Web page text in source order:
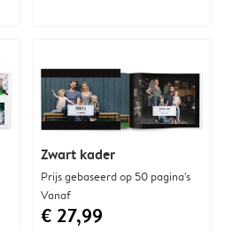
Zwart kader
Prijs gebaseerd op 50 pagina's
Vanaf
€ 27,99